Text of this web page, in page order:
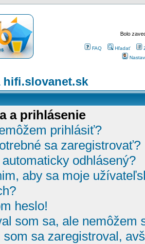
Bolo
FAQ Hľadať
hifi.slovanet.sk
a prihlásenie
prihlásiť?
sa zaregistrovať?
odhlásený?
aby sa moje
heslo!
som sa, ale nemôžem
sa zaregistroval,